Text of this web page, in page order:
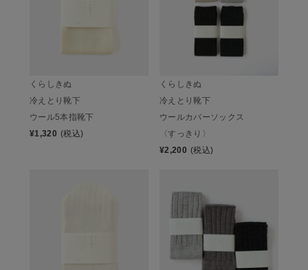
くらしきぬ
冷えとり靴下
ウール5本指靴下
¥1,320 (税込)
くらしきぬ
冷えとり靴下
ウールカバーソックス
〈すっきり〉
¥2,200 (税込)